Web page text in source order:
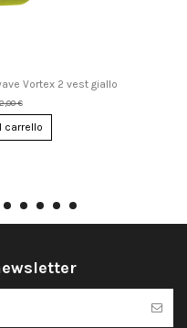
Vortex 2 vest giallo
€
carrello